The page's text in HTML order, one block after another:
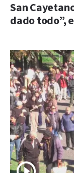
San
dado todo”,